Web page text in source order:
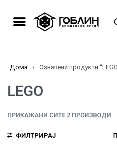
Дома › Означени продукти
LEGO
ПРИКАЖАНИ СИТЕ 2 ПРОИЗВОДИ
ФИЛТРИРАЈ